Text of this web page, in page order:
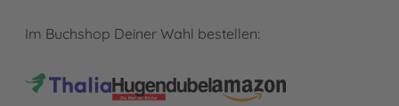
Im Buchshop Deiner Wahl bestellen: